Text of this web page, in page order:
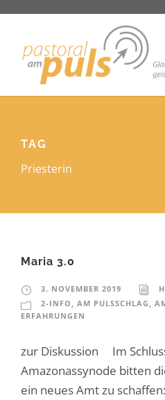
TAG
Priesterin
Maria 3.0
3. NOVEMBER 2019
2-INFO , AM PULSSCHLAG ,
ERFAHRUNGEN
zur Diskussion Im
Amazonassynode bitten
ein neues Amt zu